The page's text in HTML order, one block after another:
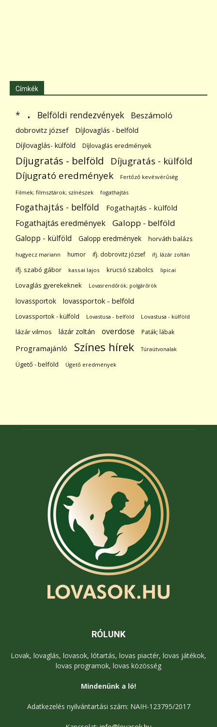
Címkék
* . Belföldi rendezvények Beszámoló
dobrovitz józsef
Díjlovaglás - belföld
Díjlovaglás- külföld
Díjlovaglás eredmények
Díjugratás - belföld Díjugratás - külföld
Díjugrató eredmények Fertőző kevésvérűség
Filmek; filmsztárok; színészek fogathajtás
Fogathajtás - belföld Fogathajtás - külföld
Fogathajtás eredmények Galopp - belföld
Galopp - külföld Galopp eredmények horváth balázs
hugyecz mariann humor ifj. dobrovitz józsef ifj. lázár zoltán
ifj. szabó gábor kassai lajos krucsó szabolcs lipicai
Lovaglás gyerekeknek Lovasrendőrök; polgárőrök
lovassportok lovassportok - belföld
Lovassportok - külföld Lovastusa - belföld Lovastusa - külföld
lázár vilmos lázár zoltán overdose Paták; lábak
Programajánló Színes hírek Túraútvonalak
Ügető - belföld Ügető eredmények
RÓLUNK
Lovak, lovaglás, lovasok, lótartás, lovas piactér, lovas játékok,
lovas programok, lovas közösség
Mindenünk a ló!
Adatkezelés nyilvántartási szám: NAIH-123795/2017